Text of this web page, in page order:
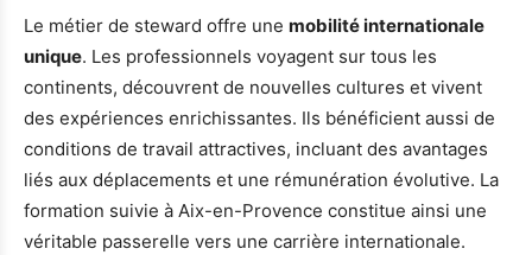
Le métier de steward offre une mobilité internationale
unique. Les professionnels voyagent sur tous les
continents, découvrent de nouvelles cultures et vivent
des expériences enrichissantes. Ils bénéficient aussi de
conditions de travail attractives, incluant des avantages
liés aux déplacements et une rémunération évolutive. La
formation suivie à Aix-en-Provence constitue ainsi une
véritable passerelle vers une carrière internationale.